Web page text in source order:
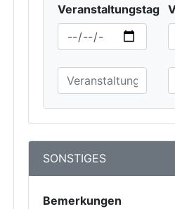
Veranstaltungstag
SONSTIGES
Bemerkungen